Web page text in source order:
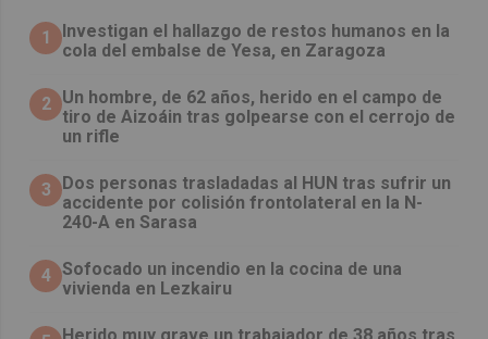
1
Investigan el hallazgo de restos humanos en la
cola del embalse de Yesa, en Zaragoza
2 Un hombre, de 62 años, herido en el campo de
tiro de Aizoáin tras golpearse con el cerrojo de
un rifle
3
​Dos personas trasladadas al HUN tras sufrir un
accidente por colisión frontolateral en la N-
240-A en Sarasa
4 Sofocado un incendio en la cocina de una
vivienda en Lezkairu